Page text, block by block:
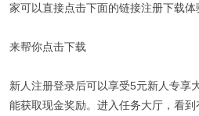
家可以直接点击下面的链接注册下载体
来帮你点击下载
新人注册登录后可以享受5元新人专享
能获取现金奖励。进入任务大厅，看到